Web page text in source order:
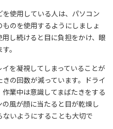
使用している人は、パソコン
のを使用するようにしましょ
し続けると目に負担をかけ、眼
。
を凝視してしまっていることが
の回数が減っています。ドライ
業中は意識してまばたきをする
風が顔に当たると目が乾燥し
いようにすることも大切で